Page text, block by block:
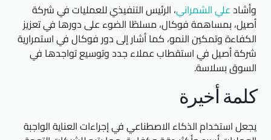
وأشادعلي الشمراني، الرئيس التنفيذي للعمليات في شركة
أصيل، بمساهمة فوكال، مسلطًا الضوء على دورها في تعزيز
الكفاءة وتمكين النمو، كما أشار إلى دور فوكال في استمرارية
شركة أصيل في استقطاب عملاء جدد وتوسيع تواجدها في
السوق بسلاسة.
كلمة أخيرة
يجعل استخدام الذكاء الاصطناعي في إجراءات العناية الواجبة